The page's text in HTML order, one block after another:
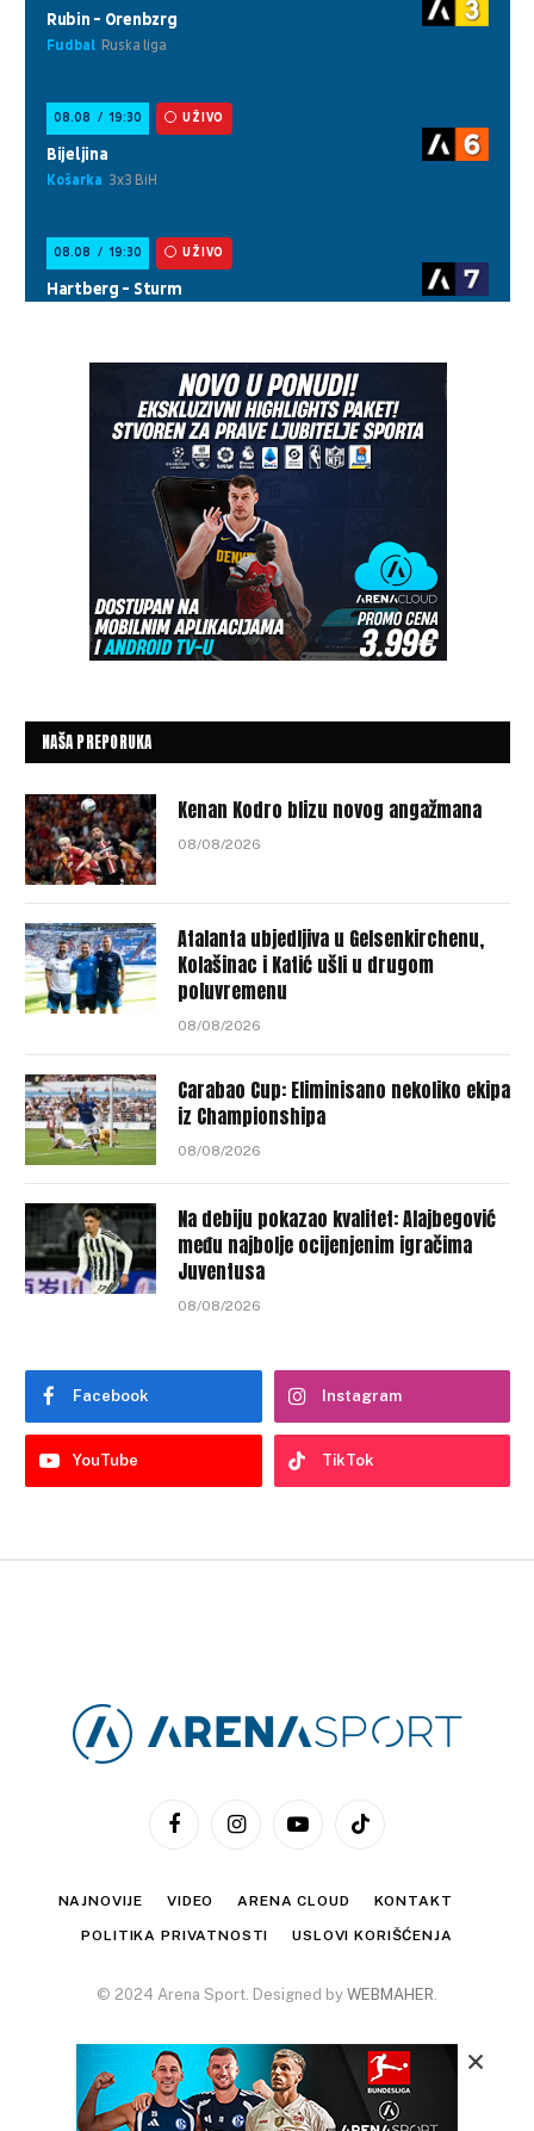
NAŠA PREPORUKA
Kenan Kodro blizu novog angažmana
08/08/2026
Atalanta ubjedljiva u Gelsenkirchenu,
Kolašinac i Katić ušli u drugom
poluvremenu
08/08/2026
Carabao Cup: Eliminisano nekoliko ekipa
iz Championshipa
08/08/2026
Na debiju pokazao kvalitet: Alajbegović
među najbolje ocijenjenim igračima
Juventusa
08/08/2026
Facebook Instagram
YouTube TikTok
FacebookInstagramYouTubeTikTok
NAJNOVIJE VIDEO ARENA CLOUD KONTAKT
POLITIKA PRIVATNOSTI USLOVI KORIŠĆENJA
© 2024 Arena Sport. Designed by WEBMAHER.
×